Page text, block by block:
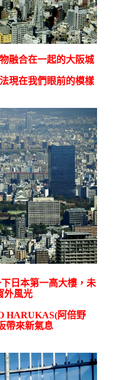
融合在一起的大阪城
現在我們眼前的模樣
日本第一高大樓，未
外風光
HARUKAS(阿倍野
帶來新氣息